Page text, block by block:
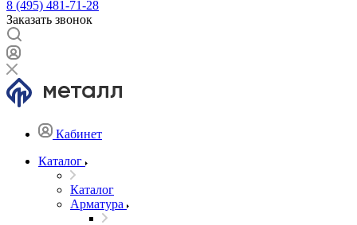
8 (495) 481-71-28
Заказать звонок
Кабинет
Каталог
Каталог
Арматура